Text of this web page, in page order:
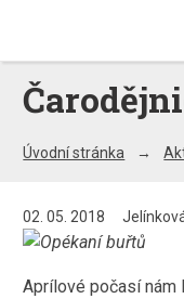
Úvodní stránka
02. 05. 2018
Aprílové počasí